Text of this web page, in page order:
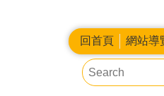
回首頁 網站導